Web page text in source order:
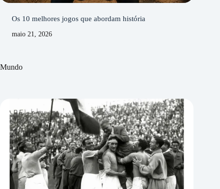
Os 10 melhores jogos que abordam história
maio 21, 2026
Mundo